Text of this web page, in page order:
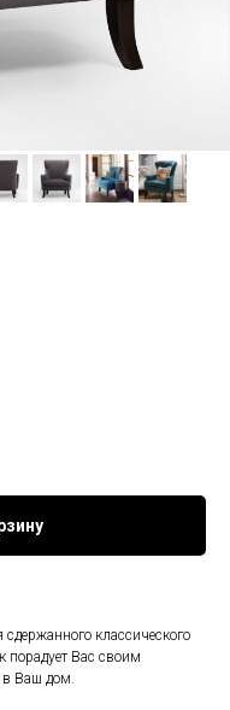
классического
порадует Вас своим
в Ваш дом.